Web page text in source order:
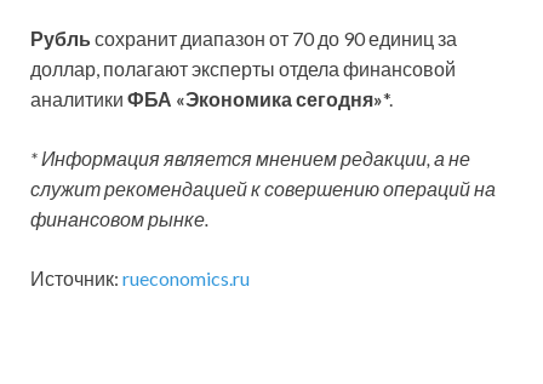
Рубль сохранит диапазон от 70 до 90 единиц за
доллар, полагают эксперты отдела финансовой
аналитики ФБА «Экономика сегодня»*.
* Информация является мнением редакции, а не
служит рекомендацией к совершению операций на
финансовом рынке.
Источник: rueconomics.ru